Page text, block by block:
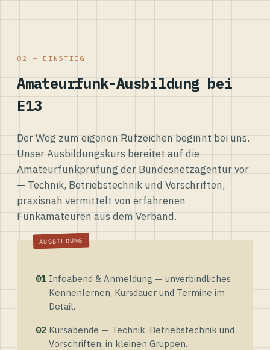
02 — EINSTIEG
Amateurfunk-Ausbildung bei
E13
Der Weg zum eigenen Rufzeichen beginnt bei uns.
Unser Ausbildungskurs bereitet auf die
Amateurfunkprüfung der Bundesnetzagentur vor
— Technik, Betriebstechnik und Vorschriften,
praxisnah vermittelt von erfahrenen
Funkamateuren aus dem Verband.
01 Infoabend & Anmeldung — unverbindliches
Kennenlernen, Kursdauer und Termine im
Detail.
02 Kursabende — Technik, Betriebstechnik und
Vorschriften, in kleinen Gruppen.